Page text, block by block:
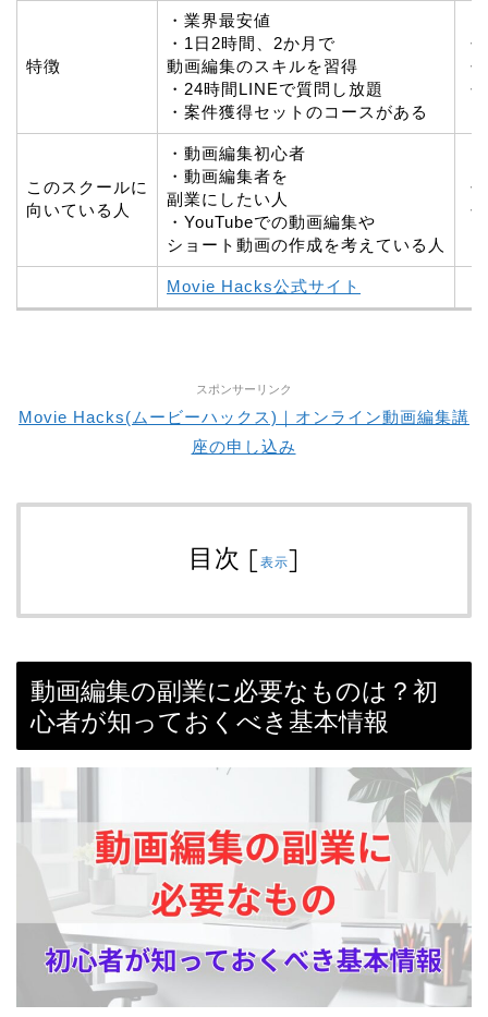
特徴
・業界最安値
・1日2時間、2か月で
動画編集のスキルを習得
・24時間LINEで質問し放題
・案件獲得セットのコースがある
このスクールに
向いている人
・動画編集初心者
・動画編集者を
副業にしたい人
・YouTubeでの動画編集や
ショート動画の作成を考えている人
Movie Hacks公式サイト
スポンサーリンク
Movie Hacks(ムービーハックス)｜オンライン動画編集講
座の申し込み
目次 [表示]
動画編集の副業に必要なものは？初
心者が知っておくべき基本情報